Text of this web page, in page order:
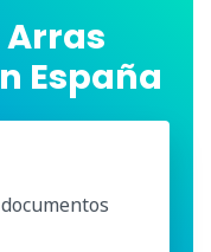
España